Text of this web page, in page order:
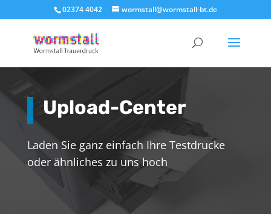
02374 4042 wormstall@wormstall-bt.de
Upload-Center
Laden Sie ganz einfach Ihre Testdrucke
oder ähnliches zu uns hoch